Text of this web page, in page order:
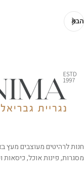
הבא
חנות לרהיטים מעוצבים מעץ
מסגרות, פינות אוכל, כיסאות